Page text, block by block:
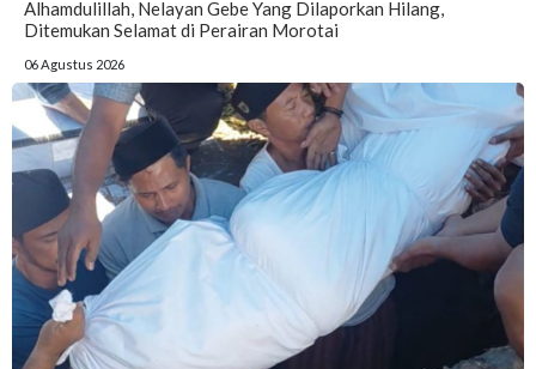
Alhamdulillah, Nelayan Gebe Yang Dilaporkan Hilang,
Ditemukan Selamat di Perairan Morotai
06 Agustus 2026